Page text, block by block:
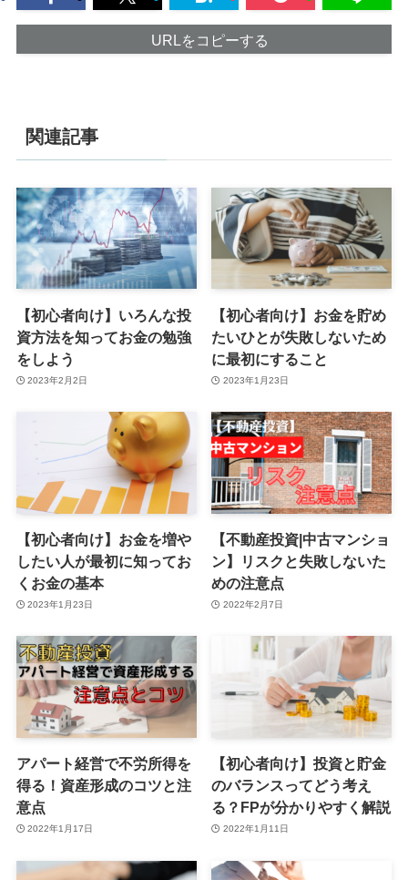
URLをコピーする
関連記事
【初心者向け】いろんな投
資方法を知ってお金の勉強
をしよう
2023年2月2日
【初心者向け】お金を貯め
たいひとが失敗しないため
に最初にすること
2023年1月23日
【初心者向け】お金を増や
したい人が最初に知ってお
くお金の基本
2023年1月23日
【不動産投資|中古マンショ
ン】リスクと失敗しないた
めの注意点
2022年2月7日
アパート経営で不労所得を
得る！資産形成のコツと注
意点
2022年1月17日
【初心者向け】投資と貯金
のバランスってどう考え
る？FPが分かりやすく解説
2022年1月11日